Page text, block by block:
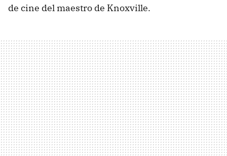
de cine del maestro de Knoxville.